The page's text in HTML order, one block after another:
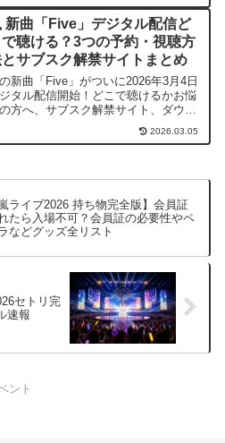
」の選び方を徹底解説。劇場で見た
ァン必見の準備ガイドです。
新曲「Five」デジタル配信ど
で聴ける？3つの予約・視聴方
サブスク解禁サイトまとめ
新曲「Five」がついに2026年3月4日
タル配信開始！どこで聴けるかお悩
方へ、サブスク解禁サイト、ダウン
ード購入、ファミクラ限定CD予約の
3つの方法」を徹底解説。Netflixの配信
2026.03.05
嵐ライブ2026 持ち物完全版】会員証
たら入場不可？会員証の必要性やペ
などグッズ全リスト
セトリ完
速報
ント